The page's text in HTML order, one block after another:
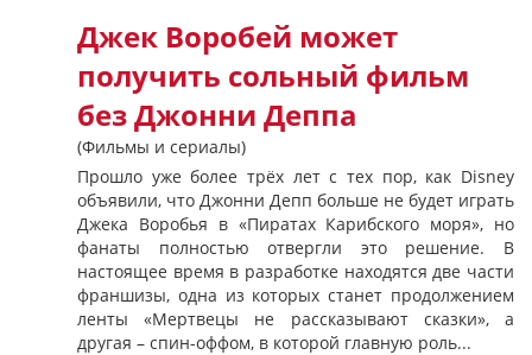
Джек Воробей может
получить сольный фильм
без Джонни Деппа
(Фильмы и сериалы)
Прошло уже более трёх лет с тех пор, как Disney
объявили, что Джонни Депп больше не будет играть
Джека Воробья в «Пиратах Карибского моря», но
фанаты полностью отвергли это решение. В
настоящее время в разработке находятся две части
франшизы, одна из которых станет продолжением
ленты «Мертвецы не рассказывают сказки», а
другая – спин-оффом, в которой главную роль...